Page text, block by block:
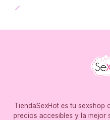
TiendaSexHot es tu sexshop
precios accesibles y la mejor